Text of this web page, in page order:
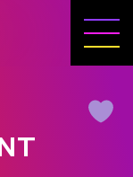
КАФЕДРИ